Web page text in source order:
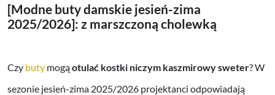
[Modne buty damskie jesień-zima
2025/2026]: z marszczoną cholewką
Czy buty mogąotulać kostki niczym kaszmirowy sweter? W
sezonie jesień-zima 2025/2026 projektanci odpowiadają